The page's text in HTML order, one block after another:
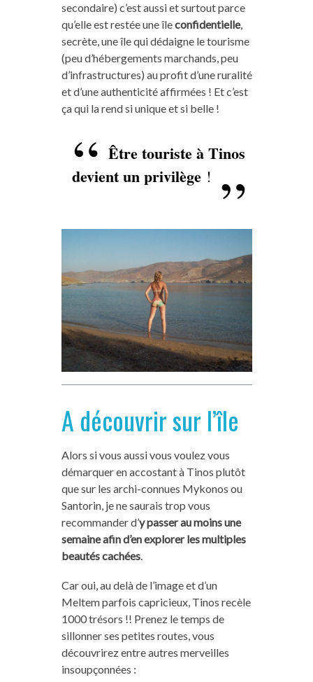
secondaire) c’est aussi et surtout parce
qu’elle est restée une îleconfidentielle,
secrète, une île qui dédaigne le tourisme
(peu d’hébergements marchands, peu
d’infrastructures) au profit d’une ruralité
et d’une authenticité affirmées ! Et c’est
ça qui la rend si unique et si belle !
Être touriste à Tinos
devient un privilège !
A découvrir sur l’île
Alors si vous aussi vous voulez vous
démarquer en accostant à Tinos plutôt
que sur les archi-connues Mykonos ou
Santorin, je ne saurais trop vous
recommander d’y passer au moins une
semaine afin d’en explorer les multiples
beautés cachées.
Car oui, au delà de l’image et d’un
Meltem parfois capricieux, Tinos recèle
1000 trésors !! Prenez le temps de
sillonner ses petites routes, vous
découvrirez entre autres merveilles
insoupçonnées :